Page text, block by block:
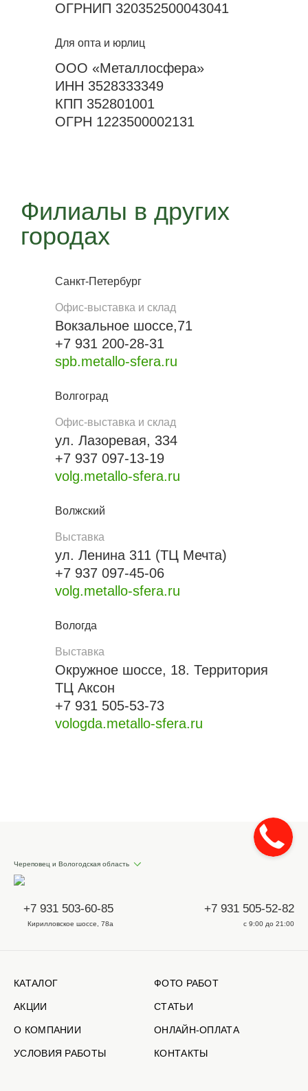
ОГРНИП 320352500043041
Для опта и юрлиц
ООО «Металлосфера»
ИНН 3528333349
КПП 352801001
ОГРН 1223500002131
Филиалы в других
городах
Санкт-Петербург
Офис-выставка и склад
Вокзальное шоссе,71
+7 931 200-28-31
spb.metallo-sfera.ru
Волгоград
Офис-выставка и склад
ул. Лазоревая, 334
+7 937 097-13-19
volg.metallo-sfera.ru
Волжский
Выставка
ул. Ленина 311 (ТЦ Мечта)
+7 937 097-45-06
volg.metallo-sfera.ru
Вологда
Выставка
Окружное шоссе, 18. Территория
ТЦ Аксон
+7 931 505-53-73
vologda.metallo-sfera.ru
Череповец и Вологодская область
+7 931 503-60-85
Кирилловское шоссе, 78а
+7 931 505-52-82
с 9:00 до 21:00
КАТАЛОГ
АКЦИИ
О КОМПАНИИ
УСЛОВИЯ РАБОТЫ
ФОТО РАБОТ
СТАТЬИ
ОНЛАЙН-ОПЛАТА
КОНТАКТЫ